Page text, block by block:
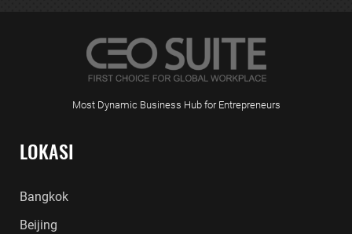
Most Dynamic Business Hub for Entrepreneurs
LOKASI
Bangkok
Beijing